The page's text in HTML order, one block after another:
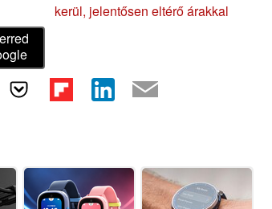
kerül, jelentősen eltérő árakkal